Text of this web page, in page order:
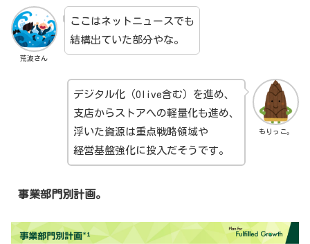
荒波さん
ここはネットニュースでも
結構出ていた部分やな。
もりっこ。
デジタル化（Olive含む）を進め、
支店からストアへの軽量化も進め、
浮いた資源は重点戦略領域や
経営基盤強化に投入だそうです。
事業部門別計画。